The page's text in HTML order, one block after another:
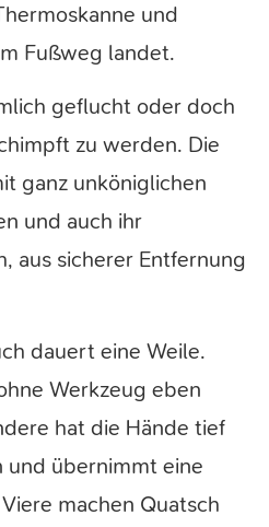
und
Fußweg landet.
geflucht oder doch
zu werden. Die
ganz unköniglichen
und auch ihr
aus sicherer Entfernung
dauert eine Weile.
Werkzeug eben
hat die Hände tief
und übernimmt eine
machen Quatsch